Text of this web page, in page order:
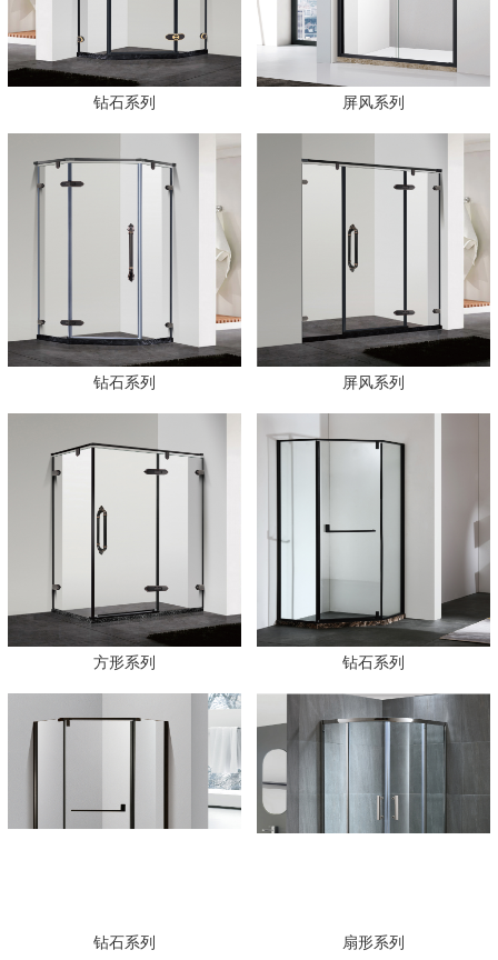
钻石系列 屏风系列
钻石系列 屏风系列
方形系列 钻石系列
钻石系列 扇形系列